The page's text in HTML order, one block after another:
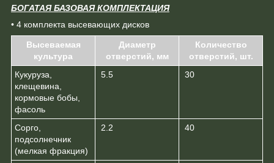
БОГАТАЯ БАЗОВАЯ КОМПЛЕКТАЦИЯ
• 4 комплекта высевающих дисков
Высеваемая
культура
Диаметр
отверстий, мм
Количество
отверстий, шт.
Кукуруза,
клещевина,
кормовые бобы,
фасоль
5.5 30
Сорго,
подсолнечник
(мелкая фракция)
2.2 40